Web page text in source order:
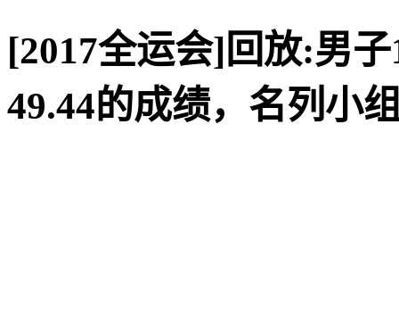
[2017全运会]回放:男
49.44的成绩，名列小